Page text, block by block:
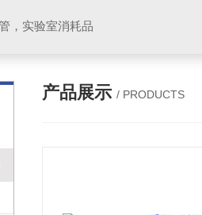
，实验室消耗品
产品展示 / PRODUCTS